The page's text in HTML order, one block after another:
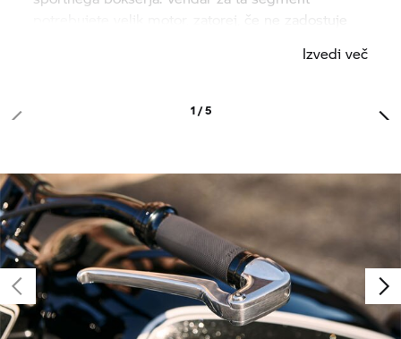
potrebujete velik motor, zatorej, če ne zadostuje
standardi), največji bokser motor za motocikleIzvedi več
1 / 5